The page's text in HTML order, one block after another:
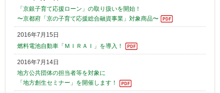
「京銀子育て応援ローン」の取り扱いを開始！
〜京都府「京の子育て応援総合融資事業」対象商品〜
2016年7月15日
燃料電池自動車「ＭＩＲＡＩ」を導入！
2016年7月14日
地方公共団体の担当者等を対象に
「地方創生セミナー」を開催します！